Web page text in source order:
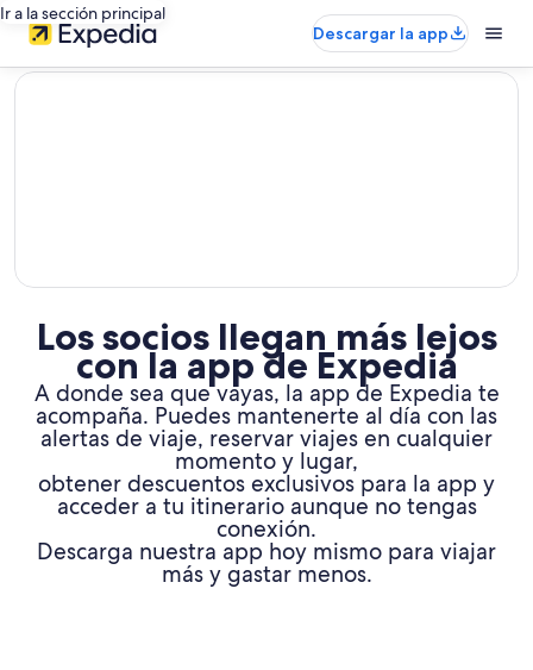
Ir a la sección principal
Descargar la app
editorial
Los socios llegan más lejos
con la app de Expedia
A donde sea que vayas, la app de Expedia te
acompaña. Puedes mantenerte al día con las
alertas de viaje, reservar viajes en cualquier
momento y lugar,
obtener descuentos exclusivos para la app y
acceder a tu itinerario aunque no tengas
conexión.
Descarga nuestra app hoy mismo para viajar
más y gastar menos.